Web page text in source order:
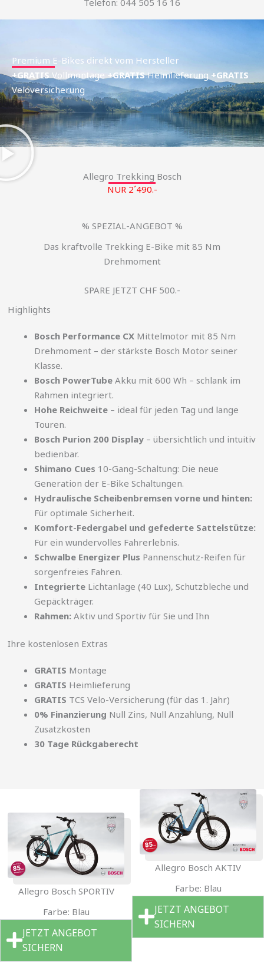
Premium E-Bikes direkt vom Hersteller
+GRATIS Vollmontage +GRATISHeimlieferung +GRATIS
Veloversicherung
Allegro Trekking Bosch
NUR 2´490.-
% SPEZIAL-ANGEBOT %
Das kraftvolle Trekking E-Bike mit 85 Nm
Drehmoment
SPARE JETZT CHF 500.-
Highlights
Bosch Performance CX Mittelmotor mit 85 Nm
Drehmoment – der stärkste Bosch Motor seiner
Klasse.
Bosch PowerTube Akku mit 600 Wh – schlank im
Rahmen integriert.
Hohe Reichweite – ideal für jeden Tag und lange
Touren.
Bosch Purion 200 Display – übersichtlich und intuitiv
bedienbar.
Shimano Cues 10-Gang-Schaltung: Die neue
Generation der E-Bike Schaltungen.
Hydraulische Scheibenbremsen vorne und hinten:
Für optimale Sicherheit.
Komfort-Federgabel und gefederte Sattelstütze:
Für ein wundervolles Fahrerlebnis.
Schwalbe Energizer Plus Pannenschutz-Reifen für
sorgenfreies Fahren.
Integrierte Lichtanlage (40 Lux), Schutzbleche und
Gepäckträger.
Rahmen: Aktiv und Sportiv für Sie und Ihn
Ihre kostenlosen Extras
GRATIS Montage
GRATIS Heimlieferung
GRATIS TCS Velo-Versicherung (für das 1. Jahr)
0% Finanzierung Null Zins, Null Anzahlung, Null
Zusatzkosten
30 Tage Rückgaberecht
Allegro Bosch SPORTIV
Farbe: Blau
JETZT ANGEBOT
SICHERN
Allegro Bosch AKTIV
Farbe: Blau
JETZT ANGEBOT
SICHERN